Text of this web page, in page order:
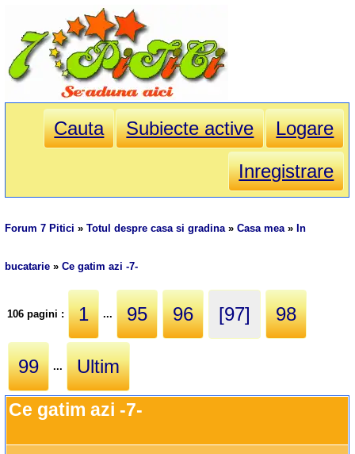
Cauta Subiecte active
Logare
Inregistrare
Forum 7 Pitici »Totul despre casa si gradina»Casa mea» In
bucatarie »Ce gatim azi -7-
106 pagini : 1 ... 95 96 [97] 98
99 ... Ultim
Ce gatim azi -7-